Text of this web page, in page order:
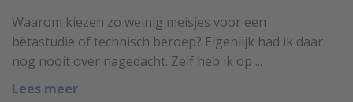
Waarom kiezen zo weinig meisjes voor een
bètastudie of technisch beroep? Eigenlijk had ik daar
nog nooit over nagedacht. Zelf heb ik op ...
Lees meer